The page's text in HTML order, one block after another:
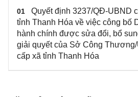
01
Quyết định 3237/QĐ-UBND
tỉnh Thanh Hóa về việc công bố
hành chính được sửa đổi, bổ
giải quyết của Sở Công
cấp xã tỉnh Thanh Hóa